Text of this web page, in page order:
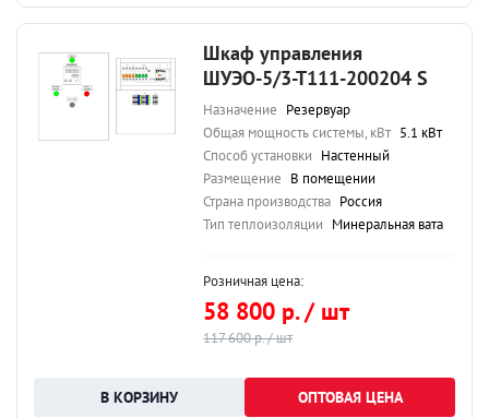
Шкаф управления
ШУЭО-5/3-Т111-200204 S
Назначение Резервуар
Общая мощность системы, кВт 5.1 кВт
Способ установки Настенный
Размещение В помещении
Страна производства Россия
Тип теплоизоляции Минеральная вата
Розничная цена:
58 800 р. / шт
117 600 р. / шт
ОПТОВАЯ ЦЕНА